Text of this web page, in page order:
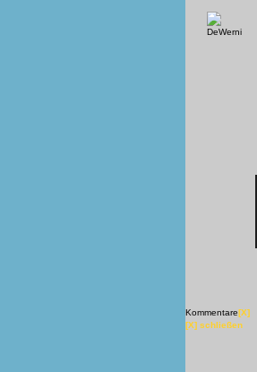
Kommentare[X]
[X] schließen